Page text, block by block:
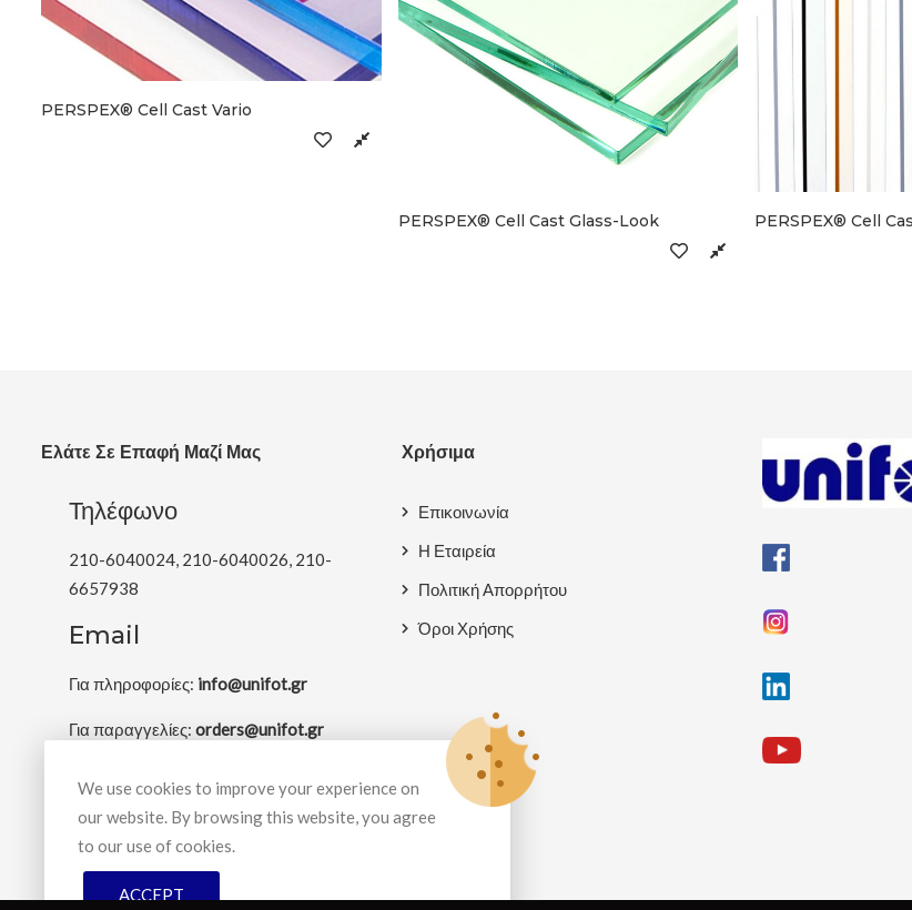
PERSPEX® Cell Cast Vario
PERSPEX® Cell Cast Glass-Look PERSPEX® Cell
Ελάτε Σε Επαφή Μαζί Μας
Τηλέφωνο
210-6040024, 210-6040026, 210-
6657938
Email
Για πληροφορίες: info@unifot.gr
Για παραγγελίες: orders@unifot.gr
Διεύθυνση
Λ. Λαυρίου 228, Γλυκά Νερά, Αττική
Χρήσιμα
Επικοινωνία
Η Εταιρεία
Πολιτική Απορρήτου
Όροι Χρήσης
We use cookies to improve your experience on
our website. By browsing this website, you agree
to our use of cookies.
ACCEPT